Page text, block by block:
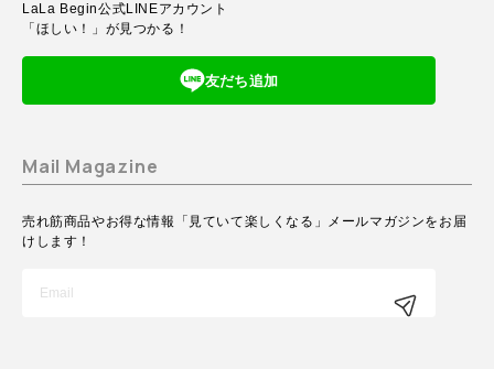
LaLa Begin公式LINEアカウント
「ほしい！」が見つかる！
友だち追加
Mail Magazine
売れ筋商品やお得な情報「見ていて楽しくなる」メールマガジンをお届
けします！